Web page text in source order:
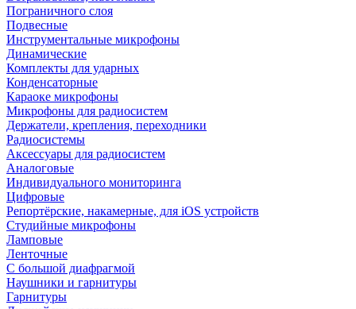
Пограничного слоя
Подвесные
Инструментальные микрофоны
Динамические
Комплекты для ударных
Конденсаторные
Караоке микрофоны
Микрофоны для радиосистем
Держатели, крепления, переходники
Радиосистемы
Аксессуары для радиосистем
Аналоговые
Индивидуального мониторинга
Цифровые
Репортёрские, накамерные, для iOS устройств
Студийные микрофоны
Ламповые
Ленточные
С большой диафрагмой
Наушники и гарнитуры
Гарнитуры